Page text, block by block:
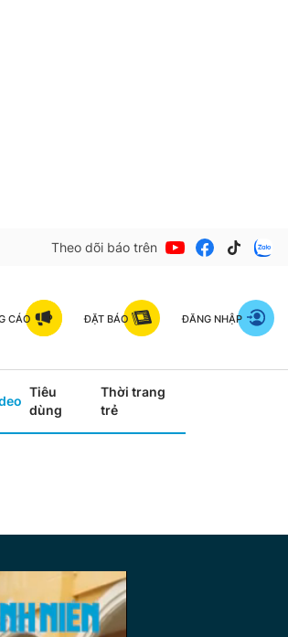
Theo dõi báo trên
CÁO ĐẶT BÁO ĐĂNG NHẬP
Tiêu
dùng
Thời trang
trẻ